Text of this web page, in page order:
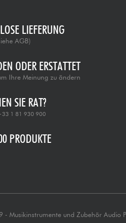
LIEFERUNG
AGB)
ODER ERSTATTET
Ihre Meinung zu ändern
SIE RAT?
1 81 930 900
PRODUKTE
- Musikinstrumente und Zubehör Audio